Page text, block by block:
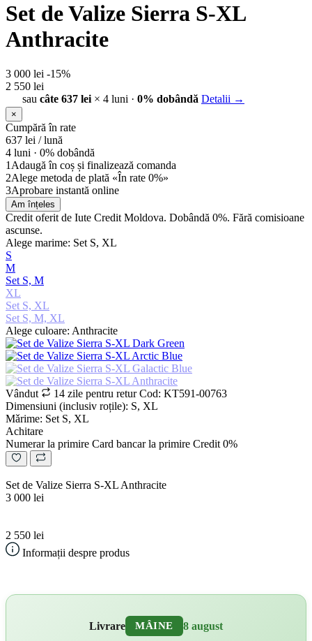
Set de Valize Sierra S-XL
Anthracite
3 000 lei -15%
2 550 lei
sau câte 637 lei × 4 luni · 0% dobândă Detalii →
×
Cumpără în rate
637 lei / lună
4 luni · 0% dobândă
1 Adaugă în coș și finalizează comanda
2Alege metoda de plată «În rate 0%»
3Aprobare instantă online
Am înțeles
Credit oferit de Iute Credit Moldova. Dobândă 0%. Fără comisioane
ascunse.
Alege marime: Set S, XL
S
M
Set S, M
XL
Set S, XL
Set S, M, XL
Alege culoare: Anthracite
Vândut 14 zile pentru returCod: KT591-00763
Dimensiuni (inclusiv roțile): S, XL
Mǎrime: Set S, XL
Achitare
Numerar la primire Card bancar la primire Credit 0%
Set de Valize Sierra S-XL Anthracite
3 000 lei
2 550 lei
Informații despre produs
Livrare MÂINE 8 august